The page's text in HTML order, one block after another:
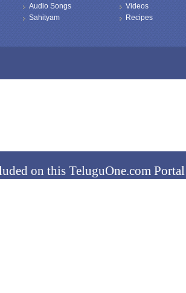
Audio Songs
Sahityam
Videos
Recipes
on this TeluguOne.com